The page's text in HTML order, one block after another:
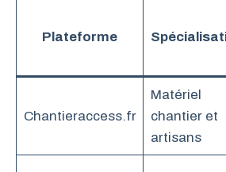
Plateforme
Chantieraccess.fr
Matériel
chantier et
artisans